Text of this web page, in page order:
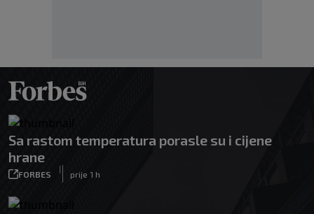
Sa rastom temperatura porasle su i cijene
hrane
FORBES
|
prije 1 h